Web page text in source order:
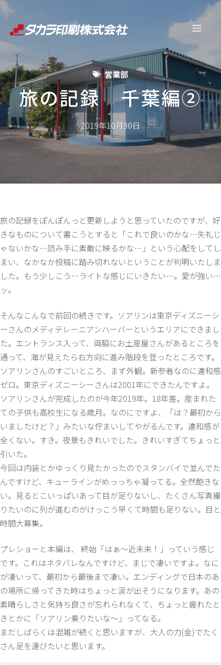
コ
ン
へ
ス
キ
プ
メ
ュ
ー
営業部
旅の記録 千葉編②
2019年10月30日
旅の記録をぽんぽんっと更新しようと思っていたのですが、好
きなものについて書こうとすると「これで良いのかな…失礼じ
ゃないかな…読み手に素敵に映るかな…」という心配をしてし
まい、なかなか投稿に踏み切れないということが判明いたしま
した。もう少しこう…ライトな感じにいきたい…。愛が強い…
ッ。
そんなこんなで前回の続きです。ソアリンは東京ディズニーシ
ーさんのメディテレーニアンハーバーというエリアにできまし
た。エントランス入って、両脇にお土産屋さんがあるところを
通って、海が見えたら右方向に進み階段を登ったところです。
ソアリンさんのすごいところ、まず外観。新参者なのに違和感
ゼロ。東京ディズニーシーさんは2001年にできたんですよ。
ソアリンさんが完成したのが今年2019年。18年差。産まれた
ての子供も高校生になる歳月。なのにですよ、「は？最初から
いましたけど？」みたいな佇まいしてやがるんです。違和感が
全くない。すき。夜景もきれいでした。きれいすぎてちょっと
引いた。
今回は内装とかゆっくり見たかったのでスタンバイで並んでた
んですけど、キューラインがめっっちゃ凝ってる。全然飽きな
い。見るとこいっぱいあって目が足りないし、たくさん写真撮
りたいのに列が進むのがけっこう早くて時間も足りない。目と
時間大募集。
プレショーと本編は、 終始「はぁ〜近未来！」っていう感じ
です。これはネタバレなんですけど、まじで凄いですよ。なに
が凄いって、最初から最後まで凄い。エンディングで日本のあ
の場所に帰ってきた時はちょっと涙が出そうになります。あの
素晴らしさと気持ち良さが忘れられなくて、ちょっと疲れたと
きとかに「ソアリン乗りたいな〜」ってなる。
まだしばらくは混雑が続くと思いますが、大人の力(金)でたく
さん足を運びたいと思います。